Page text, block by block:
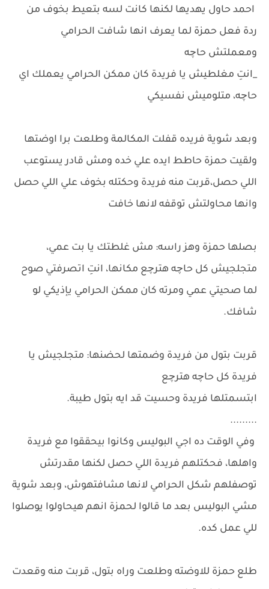
احمد حاول يهديها لكنها كانت لسه بتعيط بخوف من
ردة فعل حمزة لما يعرف انها شافت الحرامي
ومعملتش حاچه
_انتِ مغلطيش يا فريدة كان ممكن الحرامي يعملك اي
حاچه، متلوميش نفسيكي
وبعد شوية فريده قفلت المكالمة وطلعت برا اوضتها
ولقيت حمزة حاطط ايده علي خده ومش قادر يستوعب
اللي حصل،قربت منه فريدة وحكتله بخوف علي اللي حصل
وانها محاولتش توقفه لانها خافت
بصلها حمزة وهز راسه: مش غلطتك يا بت عمي،
متجلجيش كل حاچه هترچع مكانها، انتِ اتصرفتي صوح
لما صحيتي عمي ومرته كان ممكن الحرامي يإذيكي لو
شافك.
قربت بتول من فريدة وضمتها لحضنها: متجلجيش يا
فريدة كل حاچه هترچع
ابتسمتلها فريدة وحسيت قد ايه بتول طيبة.
.........
وفي الوقت ده اجي البوليس وكانوا بيحققوا مع فريدة
واهلها، فحكتلهم فريدة اللي حصل لكنها مقدرتش
توصفلهم شكل الحرامي لانها مشافتهوش، وبعد شوية
مشي البوليس بعد ما قالوا لحمزة انهم هيحاولوا يوصلوا
للي عمل كده.
طلع حمزة للاوضته وطلعت وراه بتول، قربت منه وقعدت